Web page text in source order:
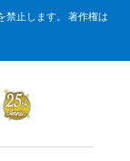
禁止します。 著作権は